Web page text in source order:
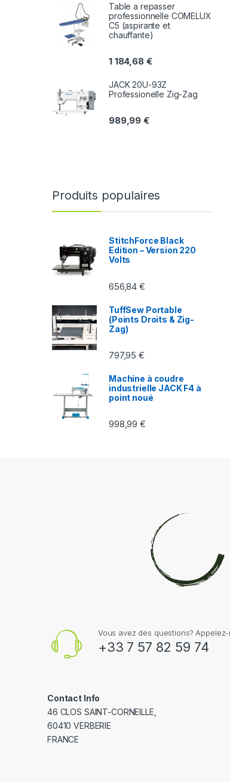
Table a repasser
professionnelle COMELUX
C5 (aspirante et
chauffante)
1 184,68 €
JACK 20U-93Z
Professionelle Zig-Zag
989,99€
Produits populaires
StitchForce Black
Edition – Version 220
Volts
656,84€
TuffSew Portable
(Points Droits & Zig-
Zag)
797,95€
Machine à coudre
industrielle JACK F4 à
point noué
998,99€
Vous avez des questions?
+33 7 57 82 59 74
Contact Info
46 CLOS SAINT-CORNEILLE,
60410 VERBERIE
FRANCE